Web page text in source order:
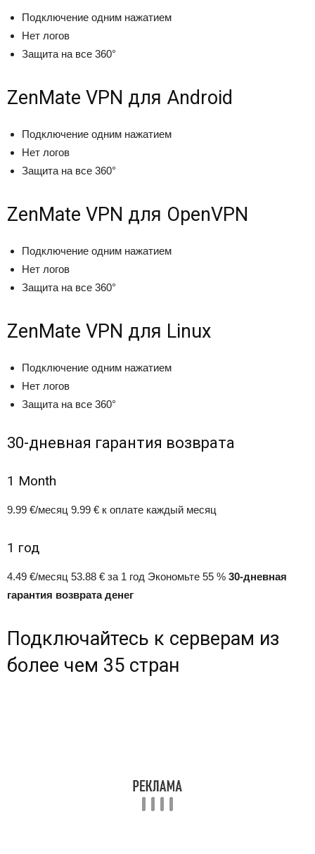
Подключение одним нажатием
Нет логов
Защита на все 360°
ZenMate VPN для Android
Подключение одним нажатием
Нет логов
Защита на все 360°
ZenMate VPN для OpenVPN
Подключение одним нажатием
Нет логов
Защита на все 360°
ZenMate VPN для Linux
Подключение одним нажатием
Нет логов
Защита на все 360°
30-дневная гарантия возврата
1 Month
9.99 €/месяц 9.99 € к оплате каждый месяц
1 год
4.49 €/месяц 53.88 € за 1 год Экономьте 55 % 30-дневная
гарантия возврата денег
Подключайтесь к серверам из
более чем 35 стран